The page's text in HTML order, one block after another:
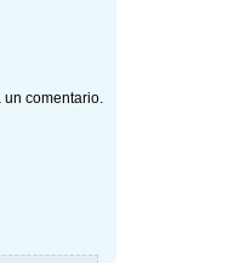
un comentario.